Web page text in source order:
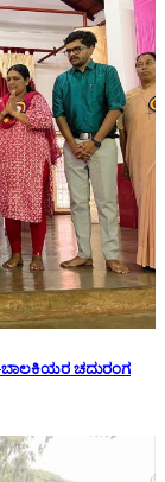
ಬಾಲಕಿಯರ ಚದುರಂಗ